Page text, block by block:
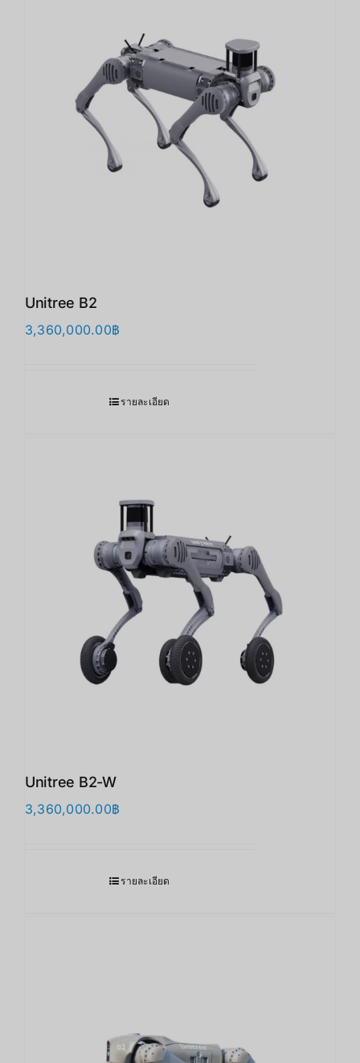
Unitree B2
3,360,000.00฿
รายละเอียด
Unitree B2-W
3,360,000.00฿
รายละเอียด